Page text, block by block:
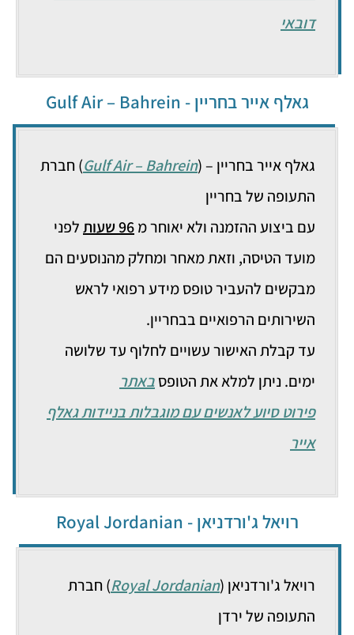
דובאי
גאלף אייר בחריין - Gulf Air – Bahrein
גאלף אייר בחריין – (Gulf Air – Bahrein) חברת
התעופה של בחריין
עם ביצוע ההזמנה ולא יאוחר מ96 שעות
לפני
מועד הטיסה, וזאת מאחר ומחלק מהנוסעים הם
מבקשים להעביר טופס מידע רפואי לראש
השירותים הרפואיים בבחריין.
עד קבלת האישור עשויים לחלוף עד שלושה
ימים. ניתן למלא את הטופסבאתר
פירוט סיוע לאנשים עם מוגבלות בניידות גאלף
אייר
רויאל ג'ורדניאן - Royal Jordanian
רויאל ג'ורדניאן (Royal Jordanian) חברת
התעופה של ירדן